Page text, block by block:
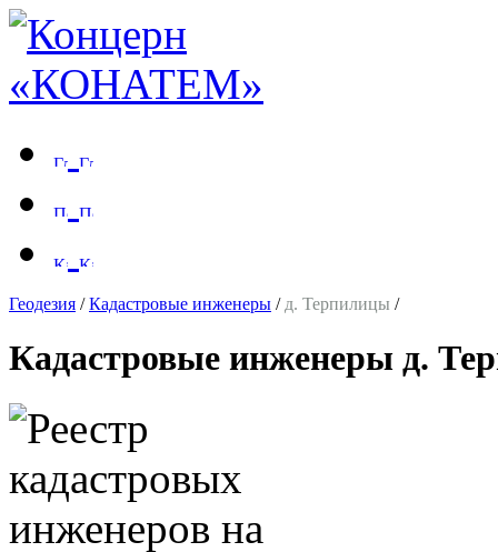
Геодезия /Кадастровые инженеры / д. Терпилицы /
Кадастровые инженеры д.